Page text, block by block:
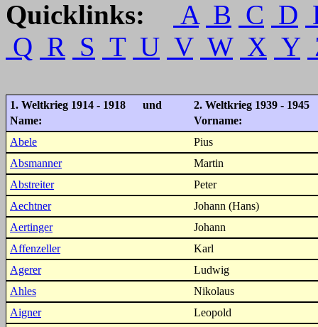
Quicklinks: A B C D
Q R S T U V W X Y
1. Weltkrieg 1914 - 1918 und
2. Weltkrieg 1939 - 1945
Name:
Vorname:
Abele
Pius
Absmanner
Martin
Abstreiter
Peter
Aechtner
Johann (Hans)
Aertinger
Johann
Affenzeller
Karl
Agerer
Ludwig
Ahles
Nikolaus
Aigner
Leopold